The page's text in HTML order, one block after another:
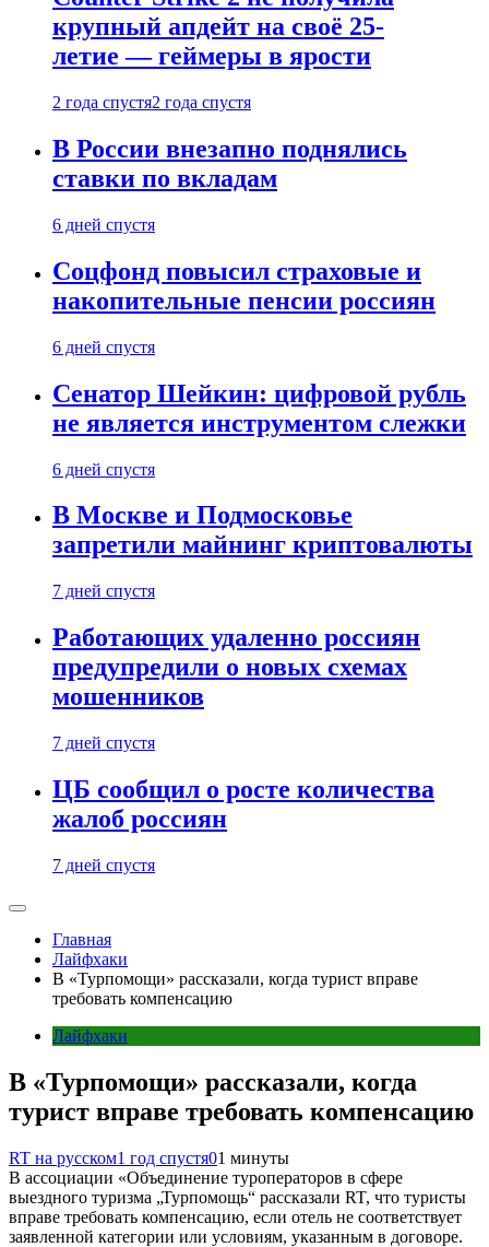
крупный апдейт на своё 25-
летие — геймеры в ярости
2 года спустя2 года спустя
В России внезапно поднялись
ставки по вкладам
6 дней спустя
Соцфонд повысил страховые и
накопительные пенсии россиян
6 дней спустя
Сенатор Шейкин: цифровой рубль
не является инструментом слежки
6 дней спустя
В Москве и Подмосковье
запретили майнинг криптовалюты
7 дней спустя
Работающих удаленно россиян
предупредили о новых схемах
мошенников
7 дней спустя
ЦБ сообщил о росте количества
жалоб россиян
7 дней спустя
Главная
Лайфхаки
В «Турпомощи» рассказали, когда турист вправе
требовать компенсацию
Лайфхаки
В «Турпомощи» рассказали, когда
турист вправе требовать компенсацию
RT на русском1 год спустя01 минуты
В ассоциации «Объединение туроператоров в сфере
выездного туризма „Турпомощь“ рассказали RT, что туристы
вправе требовать компенсацию, если отель не соответствует
заявленной категории или условиям, указанным в договоре.